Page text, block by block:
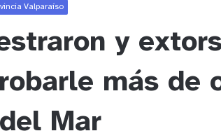
Valparaíso
y
más de
Mar